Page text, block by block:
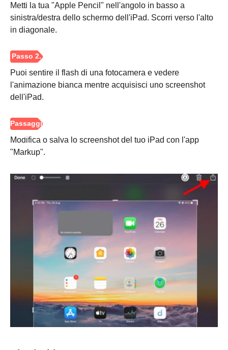
Passo 1.
Metti la tua "Apple Pencil" nell'angolo in basso a
sinistra/destra dello schermo dell'iPad. Scorri verso l'alto
in diagonale.
Puoi sentire il flash di una fotocamera e vedere
l'animazione bianca mentre acquisisci uno screenshot
dell'iPad.
Modifica o salva lo screenshot del tuo iPad con l'app
"Markup".